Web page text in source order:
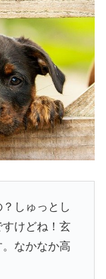
しゅっとし
けどね！玄
なかなか高